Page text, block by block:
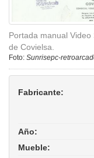
Portada manual Video
de Covielsa.
Foto: Sunrisepc-
Fabricante:
Año:
Mueble: